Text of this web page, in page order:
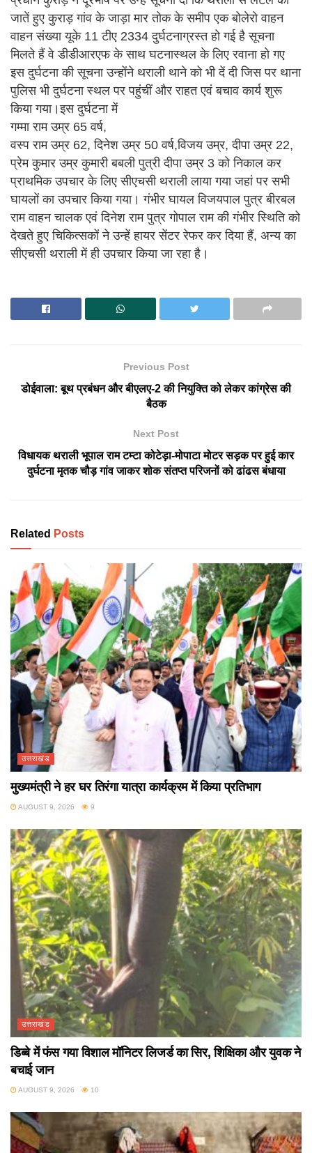
जातें हुए कुराड़ गांव के जाड़ा मार तोक के समीप एक बोलेरो वाहन
वाहन संख्या यूके 11 टीए 2334 दुर्घटनाग्रस्त हो गई है सूचना
मिलते हैं वे डीडीआरएफ के साथ घटनास्थल के लिए रवाना हो गए
इस दुर्घटना की सूचना उन्होंने थराली थाने को भी दें दी जिस पर थाना
पुलिस भी दुर्घटना स्थल पर पहुंचीं और राहत एवं बचाव कार्य शुरू
किया गया।इस दुर्घटना में
गम्मा राम उम्र 65 वर्ष,
वस्प राम उम्र 62, दिनेश उम्र 50 वर्ष,विजय उम्र, दीपा उम्र 22,
प्रेम कुमार उम्र कुमारी बबली पुत्री दीपा उम्र 3 को निकाल कर
प्राथमिक उपचार के लिए सीएचसी थराली लाया गया जहां पर सभी
घायलों का उपचार किया गया। गंभीर घायल विजयपाल पुत्र बीरबल
राम वाहन चालक एवं दिनेश राम पुत्र गोपाल राम की गंभीर स्थिति को
देखते हुए चिकित्सकों ने उन्हें हायर सेंटर रेफर कर दिया हैं, अन्य का
सीएचसी थराली में ही उपचार किया जा रहा है।
Previous Post
डोईवाला: बूथ प्रबंधन और बीएलए-2 की नियुक्ति को लेकर कांग्रेस की
बैठक
Next Post
विधायक थराली भूपाल राम टम्टा कोटेड़ा-मोपाटा मोटर सड़क पर हुई कार
दुर्घटना मृतक चौड़ गांव जाकर शोक संतप्त परिजनों को ढांढस बंधाया
Related Posts
उत्तराखंड
मुख्यमंत्री ने हर घर तिरंगा यात्रा कार्यक्रम में किया प्रतिभाग
AUGUST 9, 2026 9
उत्तराखंड
डिब्बे में फंस गया विशाल मॉनिटर लिजर्ड का सिर, शिक्षिका और युवक ने
बचाई जान
AUGUST 9, 2026 10